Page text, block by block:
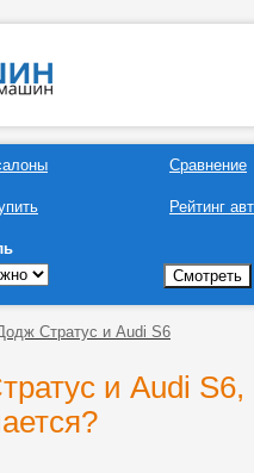
Сравнение
Рейтинг
Стратус и Audi S6
и Audi S6,